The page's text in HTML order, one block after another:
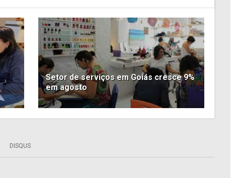
Setor de serviços em Goiás cresce 9%
em agosto
DISQUS